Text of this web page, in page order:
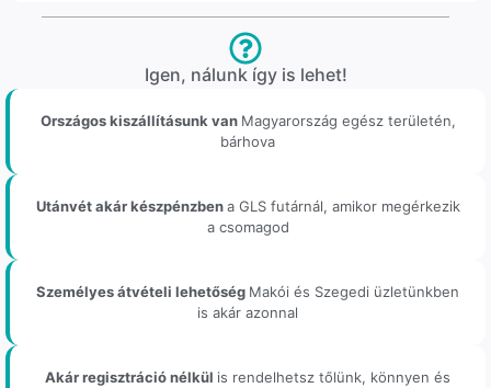
Igen, nálunk így is lehet!
Országos kiszállításunk van Magyarország egész területén,
bárhova
Utánvét akár készpénzbena GLS futárnál, amikor megérkezik
a csomagod
Személyes átvételi lehetőség Makói és Szegedi üzletünkben
is akár azonnal
Akár regisztráció nélkül is rendelhetsz tőlünk, könnyen és